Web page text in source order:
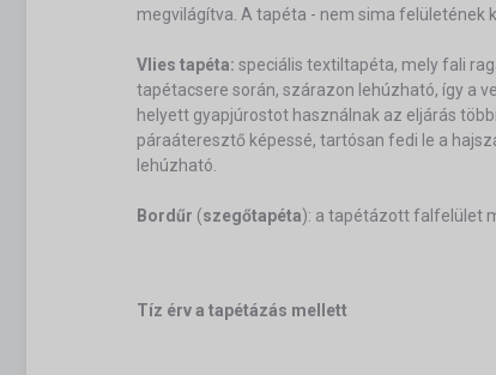
megvilágítva. A tapéta - nem sima felületének
Vlies tapéta: speciális textiltapéta, mely fali
tapétacsere során, szárazon lehúzható, így a
helyett gyapjúrostot használnak az eljárás
páraáteresztő képessé, tartósan fedi le a
lehúzható.
Bordűr (szegőtapéta): a tapétázott falfelület
Tíz érv a tapétázás mellett